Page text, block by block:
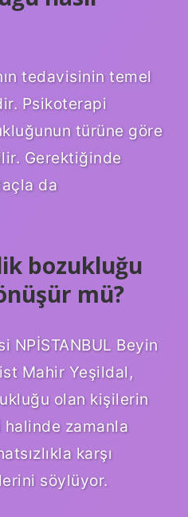
tedavisinin temel
Psikoterapi
türüne göre
Gerektiğinde
da
bozukluğu
mü?
NPİSTANBUL Beyin
Mahir Yeşildal,
olan kişilerin
zamanla
karşı
söylüyor.